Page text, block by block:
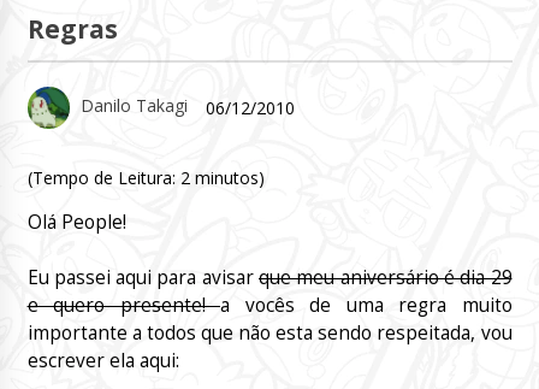
Regras
Danilo Takagi 06/12/2010
(Tempo de Leitura: 2 minutos)
Olá People!
Eu passei aqui para avisarque meu aniversário é dia 29
e quero presente!a vocês de uma regra muito
importante a todos que não esta sendo respeitada, vou
escrever ela aqui: